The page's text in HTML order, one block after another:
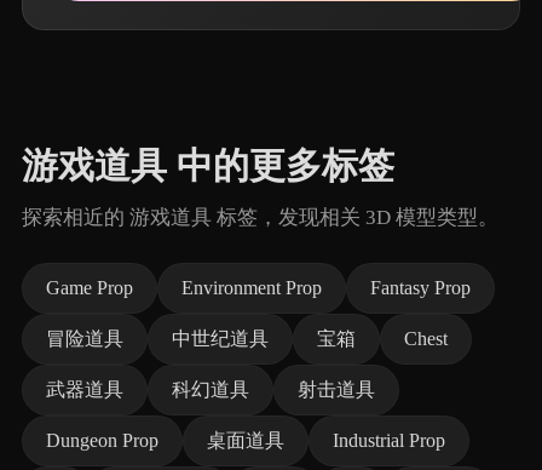
游戏道具 中的更多标签
探索相近的 游戏道具 标签，发现相关 3D 模型类型。
Game Prop Environment Prop Fantasy Prop
冒险道具 中世纪道具 宝箱 Chest
武器道具 科幻道具 射击道具
Dungeon Prop 桌面道具 Industrial Prop